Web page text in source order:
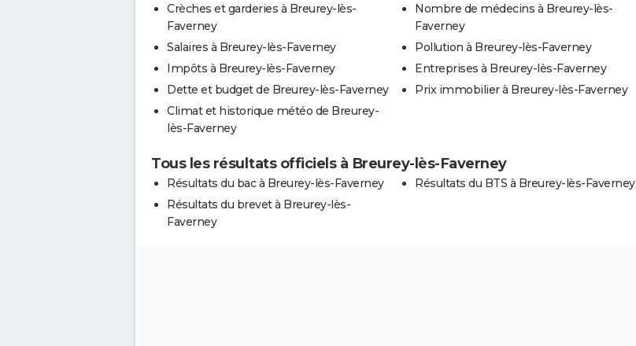
Crèches et garderies à Breurey-lès-
Faverney
Salaires à Breurey-lès-Faverney
Impôts à Breurey-lès-Faverney
Dette et budget de Breurey-lès-Faverney
Climat et historique météo de Breurey-
lès-Faverney
Nombre de médecins à Breurey-lès-
Faverney
Pollution à Breurey-lès-Faverney
Entreprises à Breurey-lès-Faverney
Prix immobilier à Breurey-lès-Faverney
Tous les résultats officiels à Breurey-lès-Faverney
Résultats du bac à Breurey-lès-Faverney
Résultats du brevet à Breurey-lès-
Faverney
Résultats du BTS à Breurey-lès-Faverney